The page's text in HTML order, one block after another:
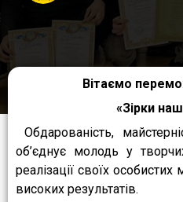
Вітаємо
«Зірки
Обдарованість,
об’єднує молодь у
реалізації своїх
високих результатів.